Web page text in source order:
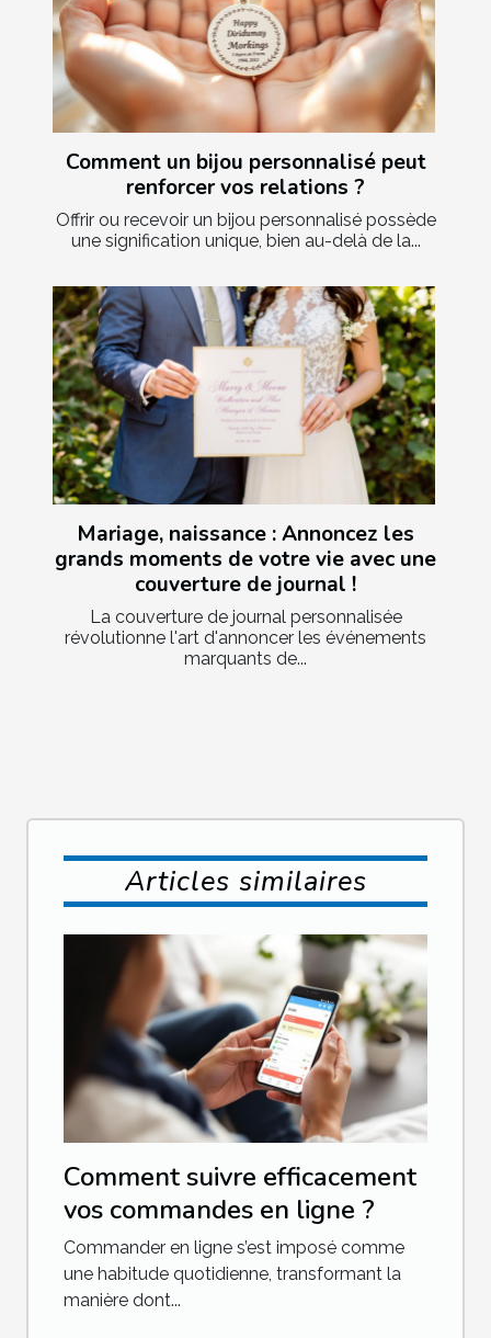
Comment un bijou personnalisé peut
renforcer vos relations ?
Offrir ou recevoir un bijou personnalisé possède
une signification unique, bien au-delà de la...
Mariage, naissance : Annoncez les
grands moments de votre vie avec une
couverture de journal !
La couverture de journal personnalisée
révolutionne l'art d'annoncer les événements
marquants de...
Articles similaires
Comment suivre efficacement
vos commandes en ligne ?
Commander en ligne s’est imposé comme
une habitude quotidienne, transformant la
manière dont...